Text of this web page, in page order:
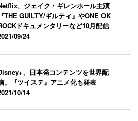
、ジェイク・ギレンホール主演
『THE GUILTY/ギルティ』やONE OK
ドキュメンタリーなど10月配信
09/24
、日本発コンテンツを世界配
。『ツイステ』アニメ化も発表
10/14